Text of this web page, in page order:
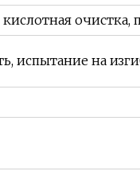
очистка,
испытание на